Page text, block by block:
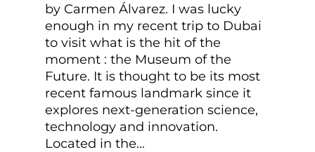
by Carmen Álvarez. I was lucky
enough in my recent trip to Dubai
to visit what is the hit of the
moment : the Museum of the
Future. It is thought to be its most
recent famous landmark since it
explores next-generation science,
technology and innovation.
Located in the...